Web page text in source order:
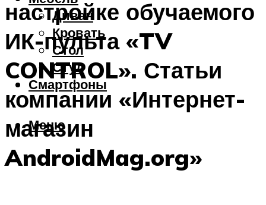
Диван
Кровать
Стол
Стул
Смартфоны
Меню
настройке обучаемого
ИК-пульта «TV
CONTROL». Статьи
компании «Интернет-
магазин
AndroidMag.org»